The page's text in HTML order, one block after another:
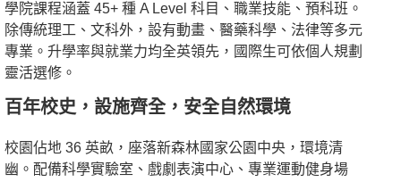
學院課程涵蓋 45+ 種 A Level 科目、職業技能、預科班。
除傳統理工、文科外，設有動畫、醫藥科學、法律等多元
專業。升學率與就業力均全英領先，國際生可依個人規劃
靈活選修。
百年校史，設施齊全，安全自然環境
校園佔地 36 英畝，座落新森林國家公園中央，環境清
幽。配備科學實驗室、戲劇表演中心、專業運動健身場